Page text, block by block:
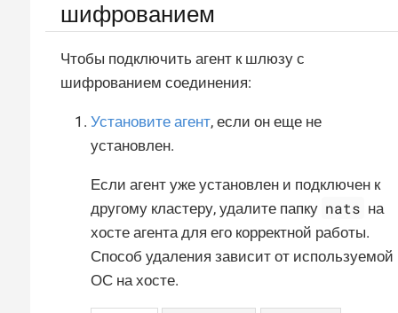
шифрованием
Чтобы подключить агент к шлюзу с
шифрованием соединения:
Установите агент, если он еще не
установлен.
Если агент уже установлен и подключен к
другому кластеру, удалите папку nats на
хосте агента для его корректной работы.
Способ удаления зависит от используемой
ОС на хосте.